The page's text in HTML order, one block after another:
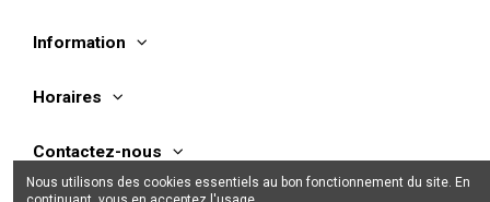
Information
Horaires
Contactez-nous
Nous utilisons des cookies essentiels au bon fonctionnement du site. En